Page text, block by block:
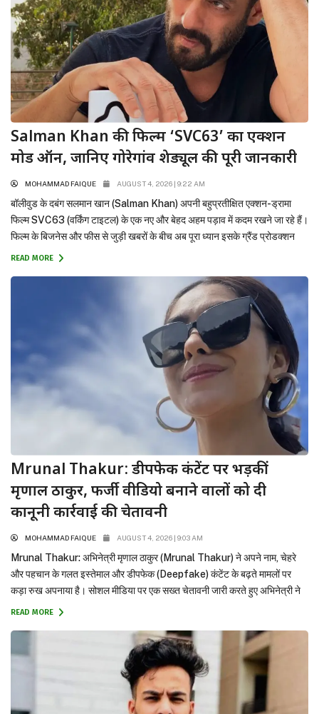
Salman Khan की फिल्म ‘SVC63’ का एक्शन
मोड ऑन, जानिए गोरेगांव शेड्यूल की पूरी जानकारी
MOHAMMAD FAIQUE AUGUST 4, 2026 | 9:22 AM
बॉलीवुड के दबंग सलमान खान (Salman Khan) अपनी बहुप्रतीक्षित एक्शन-ड्रामा
फिल्म SVC63 (वर्किंग टाइटल) के एक नए और बेहद अहम पड़ाव में कदम रखने जा रहे हैं।
फिल्म के बिजनेस और फीस से जुड़ी खबरों के बीच अब पूरा ध्यान इसके ग्रैंड प्रोडक्शन
और एक्शन पर शिफ्ट हो गया है। वामशी पैदिपल्ली के निर्देशन में...
READ MORE
Mrunal Thakur: डीपफेक कंटेंट पर भड़कीं
मृणाल ठाकुर, फर्जी वीडियो बनाने वालों को दी
कानूनी कार्रवाई की चेतावनी
MOHAMMAD FAIQUE AUGUST 4, 2026 | 9:03 AM
Mrunal Thakur: अभिनेत्री मृणाल ठाकुर (Mrunal Thakur) ने अपने नाम, चेहरे
और पहचान के गलत इस्तेमाल और डीपफेक (Deepfake) कंटेंट के बढ़ते मामलों पर
कड़ा रुख अपनाया है। सोशल मीडिया पर एक सख्त चेतावनी जारी करते हुए अभिनेत्री ने
कहा है कि उनकी पहचान या का इस्तेमाल करके फर्जी कंटेंट बनाने या शेयर करने वालों...
READ MORE